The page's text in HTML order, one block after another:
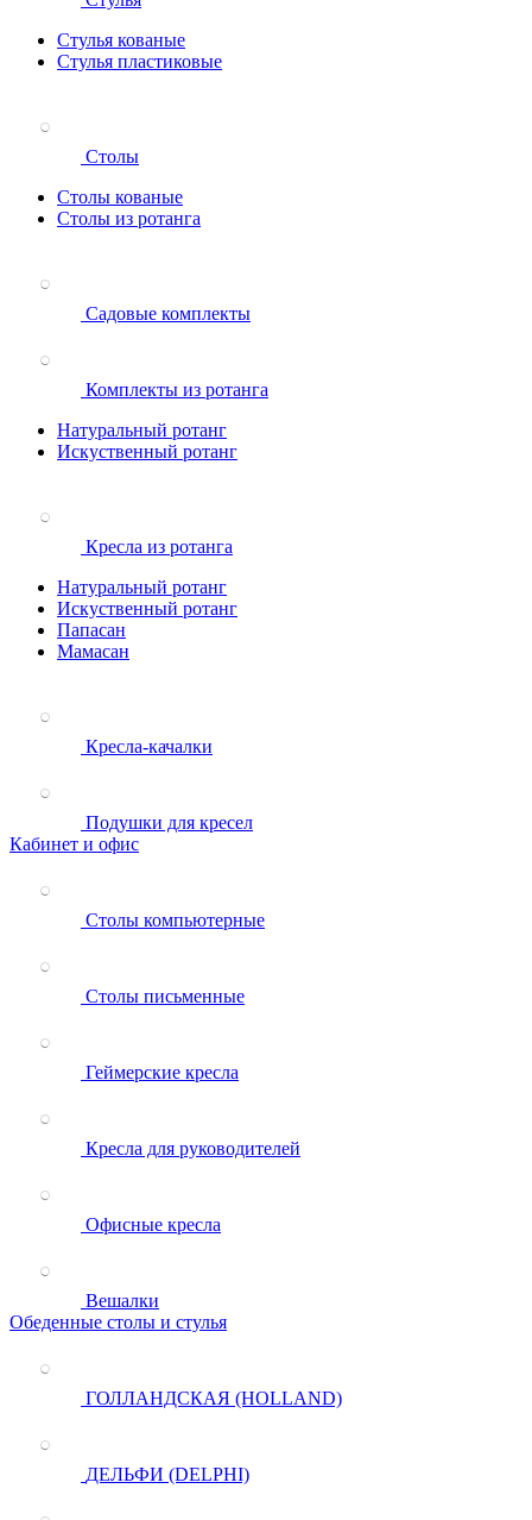
Стулья кованые
Стулья пластиковые
Столы
Столы кованые
Столы из ротанга
Садовые комплекты
Комплекты из ротанга
Натуральный ротанг
Искуственный ротанг
Кресла из ротанга
Натуральный ротанг
Искуственный ротанг
Папасан
Мамасан
Кресла-качалки
Подушки для кресел
Кабинет и офис
Столы компьютерные
Столы письменные
Геймерские кресла
Кресла для руководителей
Офисные кресла
Вешалки
Обеденные столы и стулья
ГОЛЛАНДСКАЯ (HOLLAND)
ДЕЛЬФИ (DELPHI)